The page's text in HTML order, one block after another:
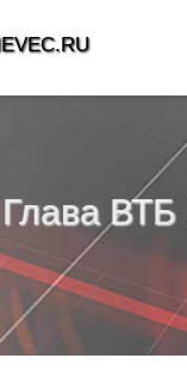
Глава ВТБ